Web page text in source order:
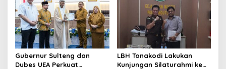
i
p
o
s
Gubernur Sulteng dan
Dubes UEA Perkuat
LBH Tonakodi Lakukan
Kunjungan Silaturahmi ke